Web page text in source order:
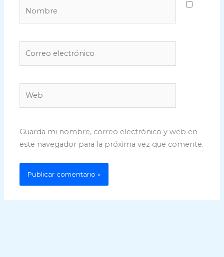
Guarda mi nombre, correo electrónico y web en
este navegador para la próxima vez que comente.